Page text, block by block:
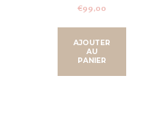
€99,00
AJOUTER
AU
PANIER